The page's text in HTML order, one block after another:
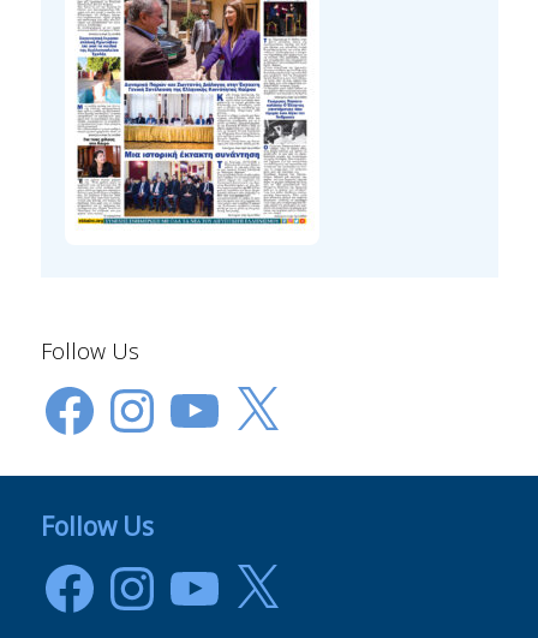
Follow Us
FacebookInstagramYouTube
X
Follow Us
FacebookInstagramYouTube
X